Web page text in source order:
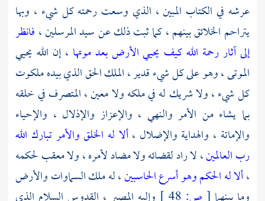
عرشه في الكتاب المبين ، الذي وسعت رحمته كل شيء ، وبها
يتراحم الخلائق بينهم ، كما ثبت ذلك عن سيد المرسلين ، فانظر
إلى آثار رحمة الله كيف يحيي الأرض بعد موتها ، إن الله يحيي
الموتى ، وهو على كل شيء قدير ، الملك الحق الذي بيده ملكوت
كل شيء ، ولا شريك له في ملكه ولا معين ، المتصرف في خلقه
بما يشاء من الأمر والنهي ، والإعزاز والإذلال ، والإحياء
والإماتة ، والهداية والإضلال ،ألا له الخلق والأمر تبارك الله
رب العالمين، لا راد لقضائه ولا مضاد لأمره ، ولا معقب لحكمه
،ألا له الحكم وهو أسرع الحاسبين، له ملك السماوات والأرض